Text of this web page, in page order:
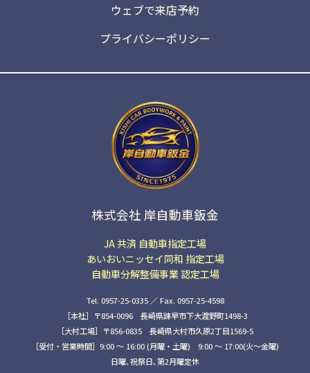
ウェブで来店予約
プライバシーポリシー
株式会社 岸自動車鈑金
JA 共済 自動車指定工場
あいおいニッセイ同和 指定工場
自動車分解整備事業 認定工場
Tel. 0957-25-0335 ／ Fax. 0957-25-4598
［本社］〒854-0096 長崎県諫早市下大渡野町1498-3
［大村工場］〒856-0835 長崎県大村市久原2丁目1569-5
［受付・営業時間］9:00 ～ 16:00 (月曜・土曜) 9:00 〜 17:00(火〜金曜)
日曜､祝祭日､第2月曜定休